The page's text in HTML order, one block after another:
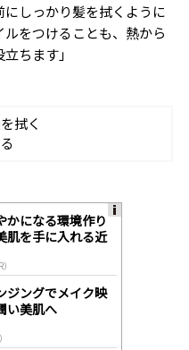
しっかり髪を拭くように
をつけることも、熱から
ちます」
拭く
かになる環境作り
肌を手に入れる近
ジングでメイク映
い美肌へ